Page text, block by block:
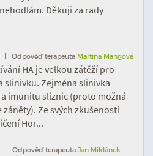
Děkuji za rady
| Odpověď terapeuta Martina Mangová
HA je velkou zátěží pro
slinivku. Zejména slinivka
imunitu sliznic (proto možná
Ze svých zkušeností
Hor...
| Odpověď terapeuta Jan Miklánek